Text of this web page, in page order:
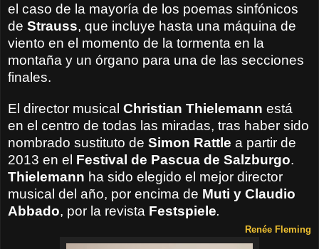
el caso de la mayoría de los poemas sinfónicos
de Strauss, que incluye hasta una máquina de
viento en el momento de la tormenta en la
montaña y un órgano para una de las secciones
finales.
El director musical Christian Thielemann está
en el centro de todas las miradas, tras haber sido
nombrado sustituto de Simon Rattle a partir de
2013 en el Festival de Pascua de Salzburgo.
Thielemann ha sido elegido el mejor director
musical del año, por encima de Muti y Claudio
Abbado, por la revista Festspiele.
Renée Fleming